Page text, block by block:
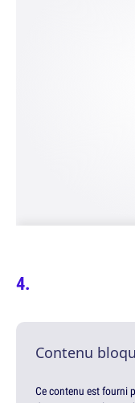
Contenu
Ce contenu est fourni